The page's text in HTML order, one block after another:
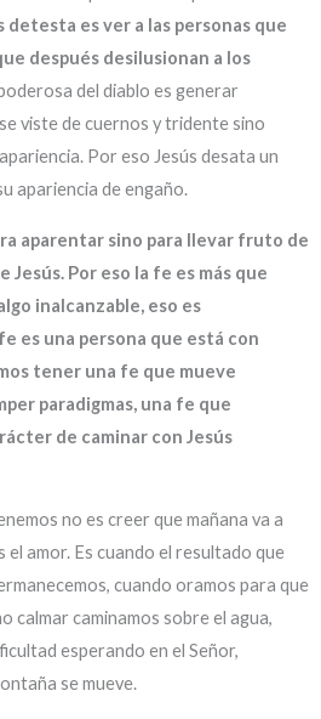
detesta es ver a las personas que
después desilusionan a los
del diablo es generar
viste de cuernos y tridente sino
Por eso Jesús desata un
apariencia de engaño.
aparentar sino para llevar fruto de
Jesús. Por eso la fe es más que
inalcanzable, eso es
es una persona que está con
tener una fe que mueve
paradigmas, una fe que
de caminar con Jesús
no es creer que mañana va a
amor. Es cuando el resultado que
cuando oramos para que
calmar caminamos sobre el agua,
esperando en el Señor,
se mueve.